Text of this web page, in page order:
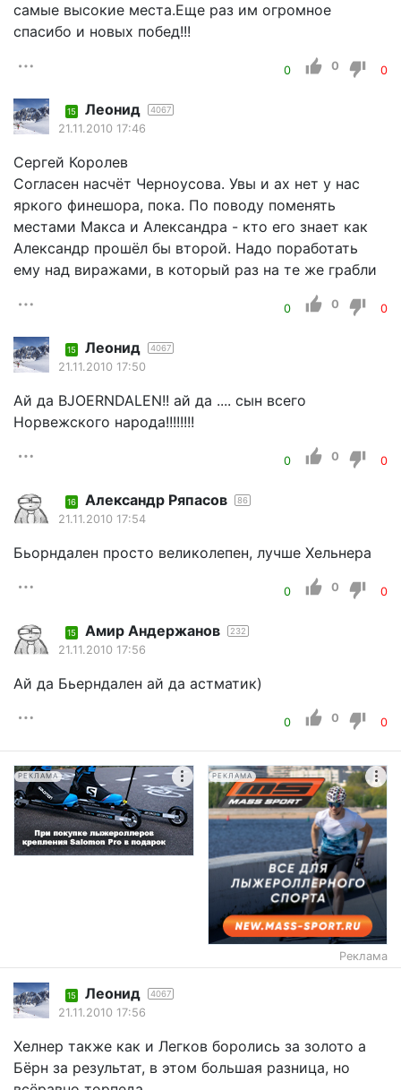
самые высокие места.Еще раз им огромное
спасибо и новых побед!!!
0 0 0
15 Леонид 4067
21.11.2010 17:46
Сергей Королев
Согласен насчёт Черноусова. Увы и ах нет у нас
яркого финешора, пока. По поводу поменять
местами Макса и Александра - кто его знает как
Александр прошёл бы второй. Надо поработать
ему над виражами, в который раз на те же грабли
0 0 0
15 Леонид 4067
21.11.2010 17:50
Ай да BJOERNDALEN!! ай да .... сын всего
Норвежского народа!!!!!!!!
0 0 0
16 Александр Ряпасов 86
21.11.2010 17:54
Бьорндален просто великолепен, лучше Хельнера
0 0 0
15 Амир Андержанов 232
21.11.2010 17:56
Ай да Бьерндален ай да астматик)
0 0 0
РЕКЛАМА РЕКЛАМА
Реклама
15 Леонид 4067
21.11.2010 17:56
Хелнер также как и Легков боролись за золото а
Бёрн за результат, в этом большая разница, но